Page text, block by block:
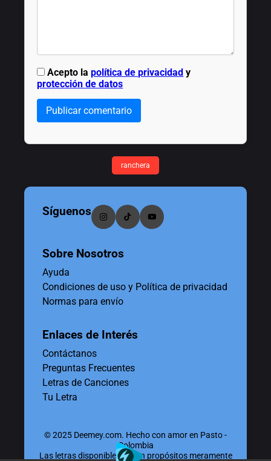
Acepto lapolítica de privacidad y
protección de datos
Publicar comentario
ranchera
Síguenos
Sobre Nosotros
Ayuda
Condiciones de uso y Política de privacidad
Normas para envío
Enlaces de Interés
Contáctanos
Preguntas Frecuentes
Letras de Canciones
Tu Letra
© 2025 Deemey.com. Hecho con amor en Pasto -
Colombia
Las letras disponibles tienen propósitos meramente